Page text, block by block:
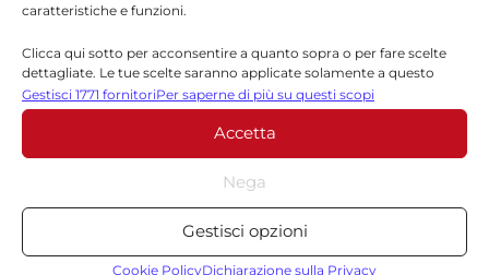
caratteristiche e funzioni.
Clicca qui sotto per acconsentire a quanto sopra o per fare scelte
dettagliate. Le tue scelte saranno applicate solamente a questo
sito. È possibile modificare le impostazioni in qualsiasi momento,
compreso il ritiro del consenso, utilizzando i pulsanti della Cookie
Policy o cliccando sul pulsante di gestione del consenso nella parte
inferiore dello schermo.
Statistiche
Archiviare informazioni su dispositivo e/o accedervi, Misurare le
prestazioni degli annunci, Misurare le prestazioni dei contenuti,
Gestisci 1771 fornitoriPer saperne di più su questi scopi
Accetta
Nega
Gestisci opzioni
Cookie PolicyDichiarazione sulla Privacy
Lascia un commento
Il tuo indirizzo email non sarà pubblicato. I campi
obbligatori sono contrassegnati
Commento*